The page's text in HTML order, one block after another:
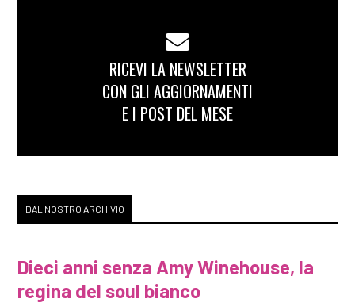
RICEVI LA NEWSLETTER
CON GLI AGGIORNAMENTI
E I POST DEL MESE
DAL NOSTRO ARCHIVIO
Dieci anni senza Amy Winehouse, la
regina del soul bianco